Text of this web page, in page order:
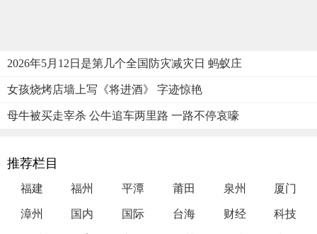
2026年5月12日是第几个全国防灾减灾日 蚂蚁庄
女孩烧烤店墙上写《将进酒》 字迹惊艳
母牛被买走宰杀 公牛追车两里路 一路不停哀嚎
推荐栏目
福建 福州 平潭 莆田 泉州 厦门
漳州 国内 国际 台海 财经 科技